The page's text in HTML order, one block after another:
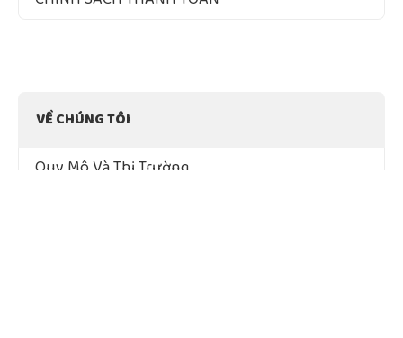
VỀ CHÚNG TÔI
Quy Mô Và Thị Trường